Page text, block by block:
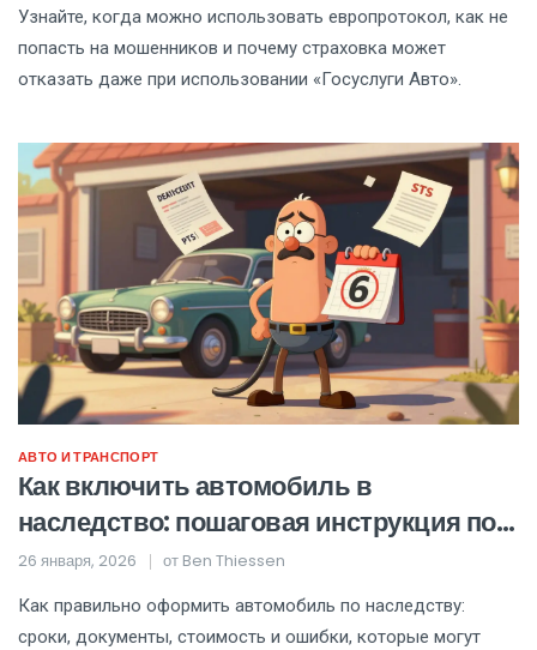
Узнайте, когда можно использовать европротокол, как не
попасть на мошенников и почему страховка может
отказать даже при использовании «Госуслуги Авто».
АВТО И ТРАНСПОРТ
Как включить автомобиль в
наследство: пошаговая инструкция по
учету, страховке и регистрации
26 января, 2026 от Ben Thiessen
Как правильно оформить автомобиль по наследству:
сроки, документы, стоимость и ошибки, которые могут